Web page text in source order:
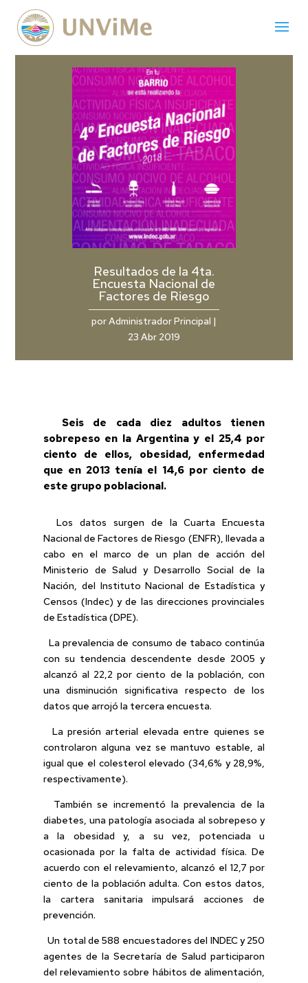
Resultados de la 4ta.
Encuesta Nacional de
Factores de Riesgo
porAdministrador Principal |
23 Abr 2019
Seis de cada diez adultos tienen
sobrepeso en la Argentina y el 25,4 por
ciento de ellos, obesidad, enfermedad
que en 2013 tenía el 14,6 por ciento de
este grupo poblacional.
Los datos surgen de la Cuarta Encuesta
Nacional de Factores de Riesgo (ENFR), llevada a
cabo en el marco de un plan de acción del
Ministerio de Salud y Desarrollo Social de la
Nación, del Instituto Nacional de Estadística y
Censos (Indec) y de las direcciones provinciales
de Estadística (DPE).
La prevalencia de consumo de tabaco continúa
con su tendencia descendente desde 2005 y
alcanzó al 22,2 por ciento de la población, con
una disminución significativa respecto de los
datos que arrojó la tercera encuesta.
La presión arterial elevada entre quienes se
controlaron alguna vez se mantuvo estable, al
igual que el colesterol elevado (34,6% y 28,9%,
respectivamente).
También se incrementó la prevalencia de la
diabetes, una patología asociada al sobrepeso y
a la obesidad y, a su vez, potenciada u
ocasionada por la falta de actividad física. De
acuerdo con el relevamiento, alcanzó el 12,7 por
ciento de la población adulta. Con estos datos,
la cartera sanitaria impulsará acciones de
prevención.
Un total de 588 encuestadores del INDEC y 250
agentes de la Secretaría de Salud participaron
del relevamiento sobre hábitos de alimentación,